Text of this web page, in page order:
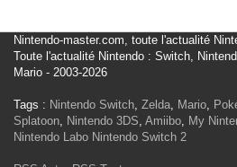
Nintendo-master.com, toute l'actualité
Toute l'actualité Nintendo : Switch,
Mario - 2003-2026
Tags : Nintendo Switch, Zelda, Mario,
Splatoon, Nintendo 3DS, Amiibo, My
Nintendo Labo Nintendo Switch 2